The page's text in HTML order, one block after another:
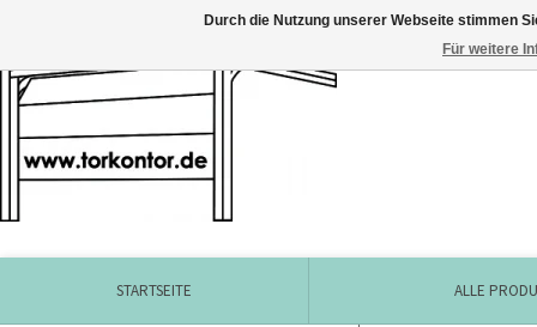
STARTSEITE ALLE
Durch die Nutzung unserer Webseite stimmen
Für weitere